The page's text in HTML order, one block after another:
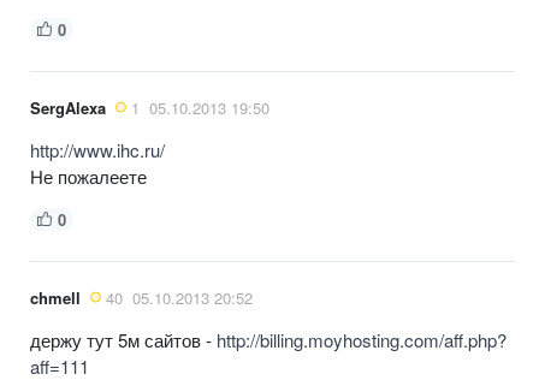
0
SergAlexa 1 05.10.2013 19:50
http://www.ihc.ru/
Не пожалеете
0
chmell 40 05.10.2013 20:52
держу тут 5м сайтов - http://billing.moyhosting.com/aff.php?
aff=111